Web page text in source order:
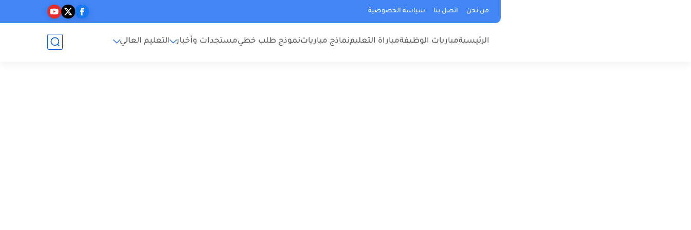
من نحن اتصل بنا سياسة الخصوصية
الرئيسيةمباريات الوظيفةمباراة التعليمنماذج مبارياتنموذج طلب خطيمستجدات وأخبار التعليم العالي